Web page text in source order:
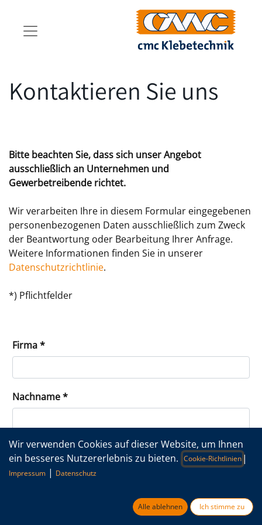
Kontaktieren Sie uns
​Bitte beachten Sie, dass sich unser Angebot
ausschließlich an Unternehmen und
Gewerbetreibende richtet.
Wir verarbeiten Ihre in diesem Formular eingegebenen
personenbezogenen Daten ausschließlich zum Zweck
der Beantwortung oder Bearbeitung Ihrer Anfrage.
Weitere Informationen finden Sie in unserer
Datenschutzrichtlinie.
*) Pflichtfelder
Firma
Nachname
Vorname
Wir verwenden Cookies auf dieser Website, um Ihnen
ein besseres Nutzererlebnis zu bieten. Cookie-Richtlinien |
Impressum | Datenschutz
Alle ablehnen Ich stimme zu